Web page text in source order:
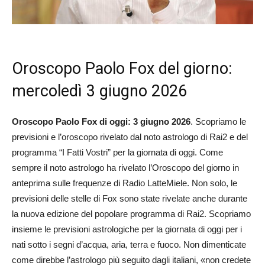
Oroscopo Paolo Fox del giorno:
mercoledì 3 giugno 2026
Oroscopo Paolo Fox di oggi: 3 giugno 2026. Scopriamo le
previsioni e l’oroscopo rivelato dal noto astrologo di Rai2 e del
programma “I Fatti Vostri” per la giornata di oggi. Come
sempre il noto astrologo ha rivelato l’Oroscopo del giorno in
anteprima sulle frequenze di Radio LatteMiele. Non solo, le
previsioni delle stelle di Fox sono state rivelate anche durante
la nuova edizione del popolare programma di Rai2. Scopriamo
insieme le previsioni astrologiche per la giornata di oggi per i
nati sotto i segni d’acqua, aria, terra e fuoco. Non dimenticate
come direbbe l’astrologo più seguito dagli italiani, «non credete